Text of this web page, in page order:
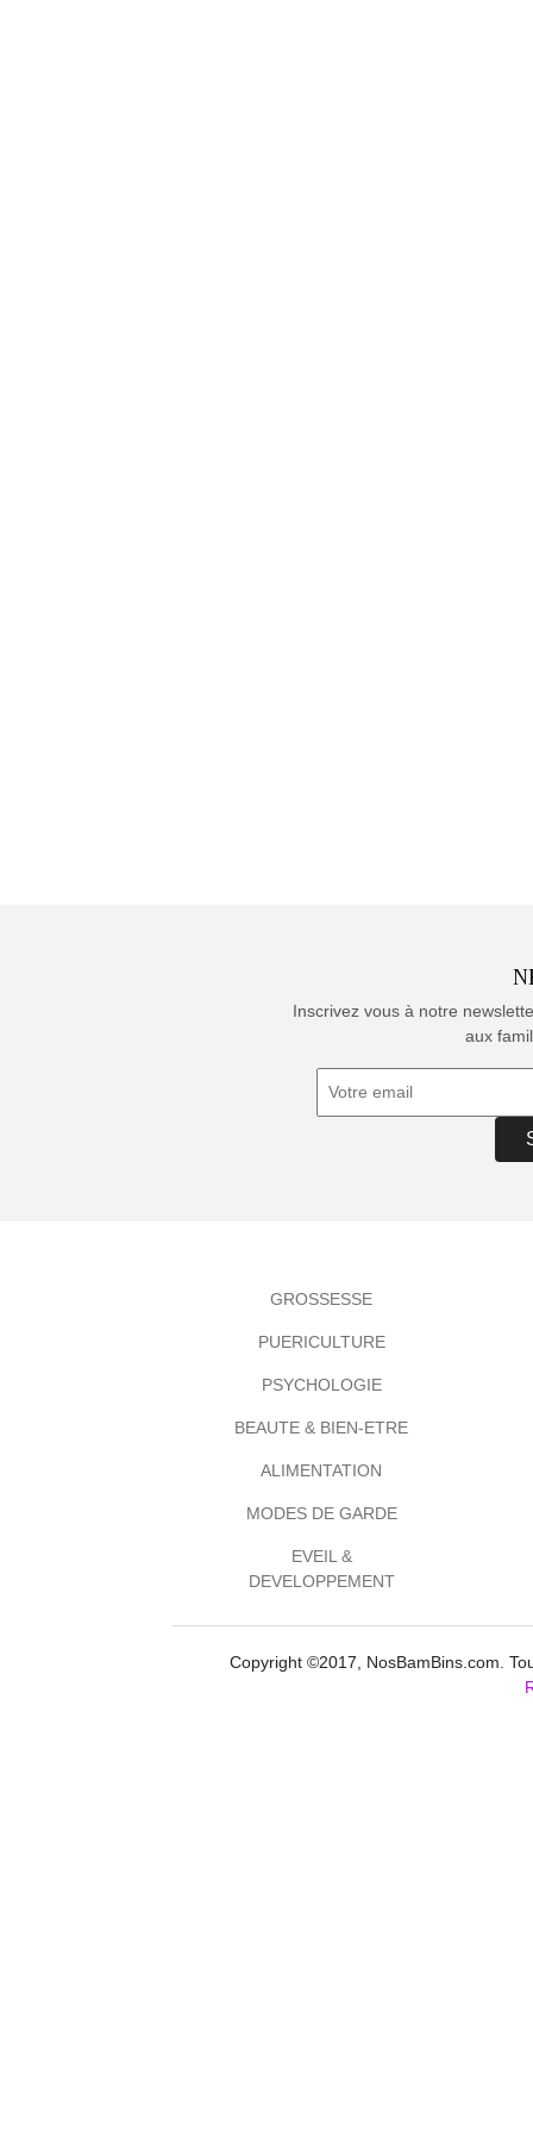
Inscrivez vous à notre
aux
GROSSESSE
PUERICULTURE
PSYCHOLOGIE
BEAUTE & BIEN-ETRE
ALIMENTATION
MODES DE GARDE
EVEIL &
DEVELOPPEMENT
Copyright ©2017, NosBamBins.com.